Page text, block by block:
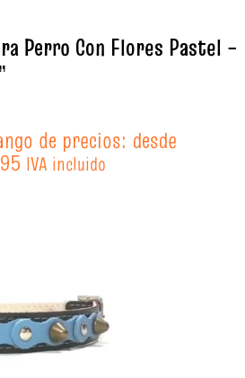
Perro Con Flores Pastel –
de precios: desde
IVA incluido